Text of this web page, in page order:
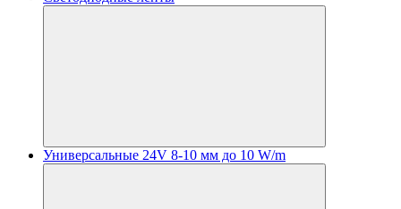
Универсальные 24V 8-10 мм до 10 W/m